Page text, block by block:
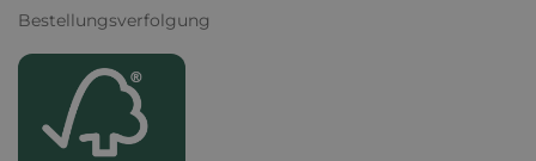
Bestellungsverfolgung